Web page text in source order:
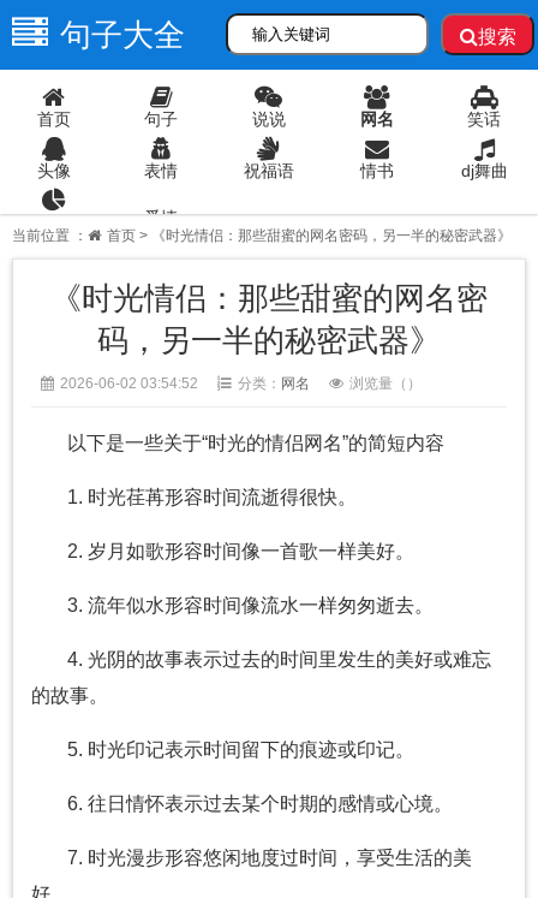
句子大全 搜索
首页 句子 说说 网名 笑话
头像 表情 祝福语 情书 dj舞曲
爱情
当前位置 ： 首页 > 《时光情侣：那些甜蜜的网名密码，另一半的秘密武器》
《时光情侣：那些甜蜜的网名密
码，另一半的秘密武器》
2026-06-02 03:54:52 分类： 网名 浏览量（ ）
以下是一些关于“时光的情侣网名”的简短内容
1. 时光荏苒形容时间流逝得很快。
2. 岁月如歌形容时间像一首歌一样美好。
3. 流年似水形容时间像流水一样匆匆逝去。
4. 光阴的故事表示过去的时间里发生的美好或难忘
的故事。
5. 时光印记表示时间留下的痕迹或印记。
6. 往日情怀表示过去某个时期的感情或心境。
7. 时光漫步形容悠闲地度过时间，享受生活的美
好。